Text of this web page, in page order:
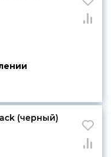
(черный)